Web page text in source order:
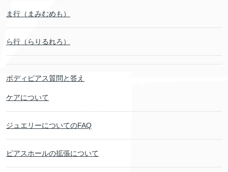
ま行（まみむめも）
ら行（らりるれろ）
ボディピアス質問と答え
ケアについて
ジュエリーについてのFAQ
ピアスホールの拡張について